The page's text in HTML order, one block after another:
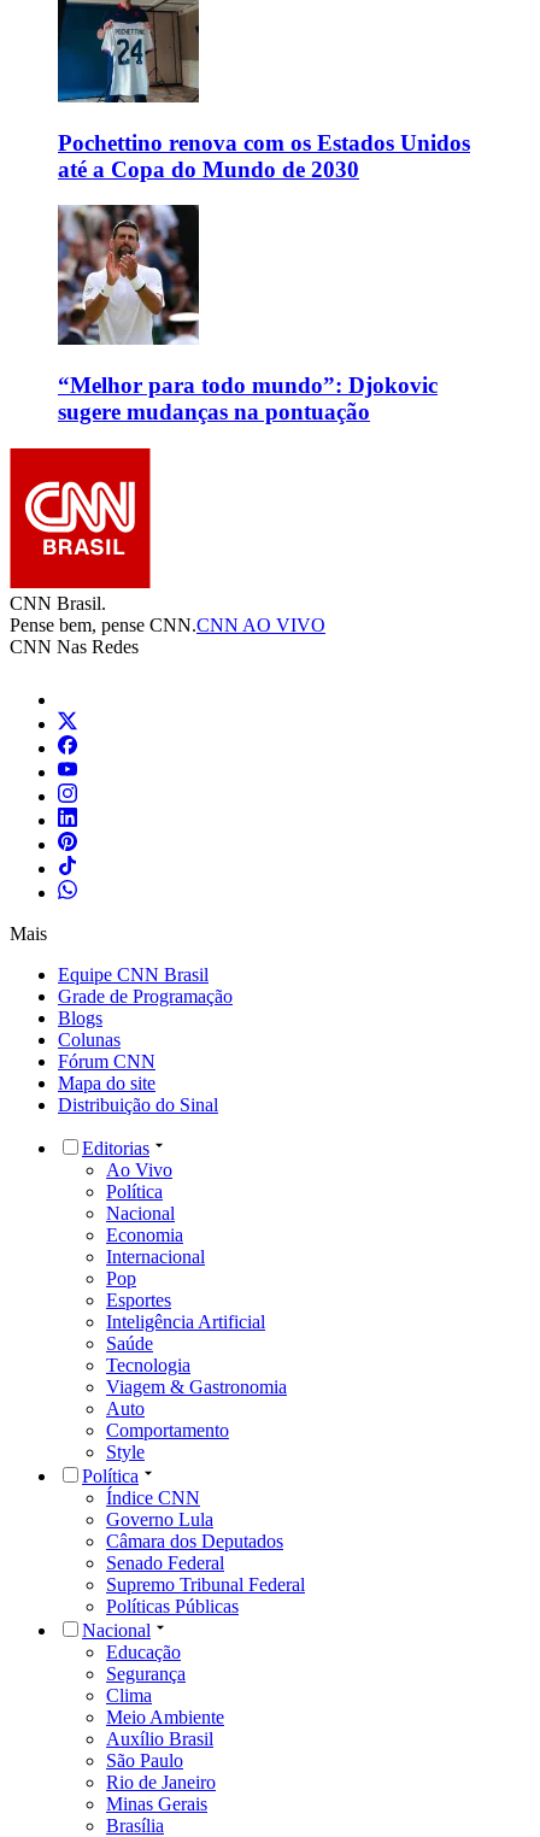
Pochettino renova com os Estados Unidos
até a Copa do Mundo de 2030
“Melhor para todo mundo”: Djokovic
sugere mudanças na pontuação
CNN Brasil.
Pense bem, pense CNN.CNN AO VIVO
CNN Nas Redes
Mais
Equipe CNN Brasil
Grade de Programação
Blogs
Colunas
Fórum CNN
Mapa do site
Distribuição do Sinal
Editorias
Ao Vivo
Política
Nacional
Economia
Internacional
Pop
Esportes
Inteligência Artificial
Saúde
Tecnologia
Viagem & Gastronomia
Auto
Comportamento
Style
Política
Índice CNN
Governo Lula
Câmara dos Deputados
Senado Federal
Supremo Tribunal Federal
Políticas Públicas
Nacional
Educação
Segurança
Clima
Meio Ambiente
Auxílio Brasil
São Paulo
Rio de Janeiro
Minas Gerais
Brasília